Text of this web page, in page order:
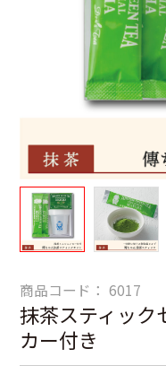
商品コード：6017
抹茶スティッ
カー付き